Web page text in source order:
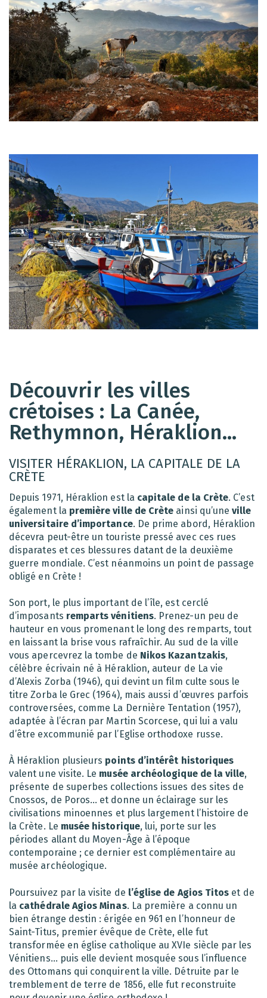
Découvrir les villes
crétoises : La Canée,
Rethymnon, Héraklion…
VISITER HÉRAKLION, LA CAPITALE DE LA
CRÈTE
Depuis 1971, Héraklion est la capitale de la Crète. C’est
également la première ville de Crète ainsi qu’uneville
universitaire d’importance. De prime abord, Héraklion
décevra peut-être un touriste pressé avec ces rues
disparates et ces blessures datant de la deuxième
guerre mondiale. C’est néanmoins un point de passage
obligé en Crète !
Son port, le plus important de l’île, est cerclé
d’imposants remparts vénitiens. Prenez-un peu de
hauteur en vous promenant le long des remparts, tout
en laissant la brise vous rafraîchir. Au sud de la ville
vous apercevrez la tombe de Nikos Kazantzakis,
célèbre écrivain né à Héraklion, auteur de La vie
d’Alexis Zorba (1946), qui devint un film culte sous le
titre Zorba le Grec (1964), mais aussi d’œuvres parfois
controversées, comme La Dernière Tentation (1957),
adaptée à l’écran par Martin Scorcese, qui lui a valu
d’être excommunié par l’Eglise orthodoxe russe.
À Héraklion plusieurs points d’intérêt historiques
valent une visite. Le musée archéologique de la ville,
présente de superbes collections issues des sites de
Cnossos, de Poros… et donne un éclairage sur les
civilisations minoennes et plus largement l’histoire de
la Crète. Le musée historique, lui, porte sur les
périodes allant du Moyen-Âge à l’époque
contemporaine ; ce dernier est complémentaire au
musée archéologique.
Poursuivez par la visite de l’église de Agios Titos et de
la cathédrale Agios Minas. La première a connu un
bien étrange destin : érigée en 961 en l’honneur de
Saint-Titus, premier évêque de Crète, elle fut
transformée en église catholique au XVIe siècle par les
Vénitiens… puis elle devient mosquée sous l’influence
des Ottomans qui conquirent la ville. Détruite par le
tremblement de terre de 1856, elle fut reconstruite